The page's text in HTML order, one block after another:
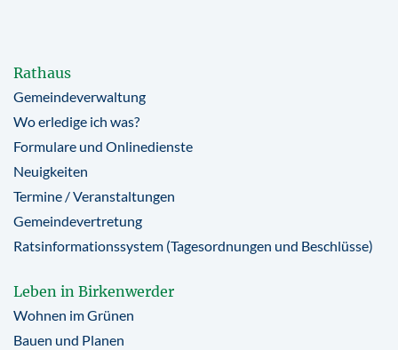
Rathaus
Gemeindeverwaltung
Wo erledige ich was?
Formulare und Onlinedienste
Neuigkeiten
Termine / Veranstaltungen
Gemeindevertretung
Ratsinformationssystem (Tagesordnungen und Beschlüsse)
Leben in Birkenwerder
Wohnen im Grünen
Bauen und Planen